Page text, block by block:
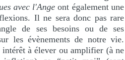
avec l'Ange ont également une
Il ne sera donc pas rare
de ses besoins ou de ses
les évènements de notre vie.
intérêt à élever ou amplifier (à ne